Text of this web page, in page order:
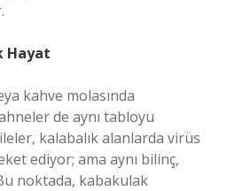
Hayat
kahve molasında
de aynı tabloyu
kalabalık alanlarda virüs
ediyor; ama aynı bilinç,
noktada, kabakulak